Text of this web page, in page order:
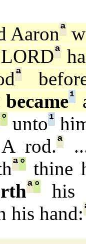
Aaronª
ª
ª
¹
° unto¹
rod.ª...
ª°thine
ª°his
his hand: